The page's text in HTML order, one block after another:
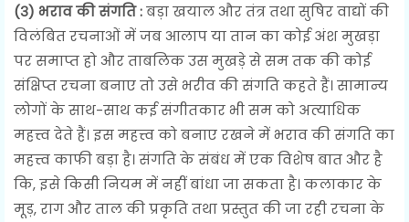
(३) भराव की संगति :बड़ा खयाल और तंत्र तथा सुषिर वाद्यों की
विलंबित रचनाओं में जब आलाप या तान का कोई अंश मुखड़ा
पर समाप्त हो और ताबलिक उस मुखड़े से सम तक की कोई
संक्षिप्त रचना बनाए तो उसे भरीव की संगति कहते हैं। सामान्य
लोगों के साथ-साथ कई संगीतकार भी सम को अत्याधिक
महत्त्व देते हैं। इस महत्त्व को बनाए रखने में भराव की संगति का
महत्त्व काफी बड़ा है। संगति के संबंध में एक विशेष बात और है
कि, इसे किसी नियम में नहीं बांधा जा सकता है। कलाकार के
मूड़, राग और ताल की प्रकृति तथा प्रस्तुत की जा रही रचना के